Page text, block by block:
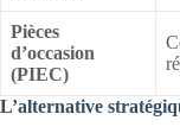
Pièces
d’occasion
(PIEC)
L’alternative